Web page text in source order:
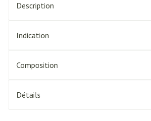
Description
Indication
Composition
Détails